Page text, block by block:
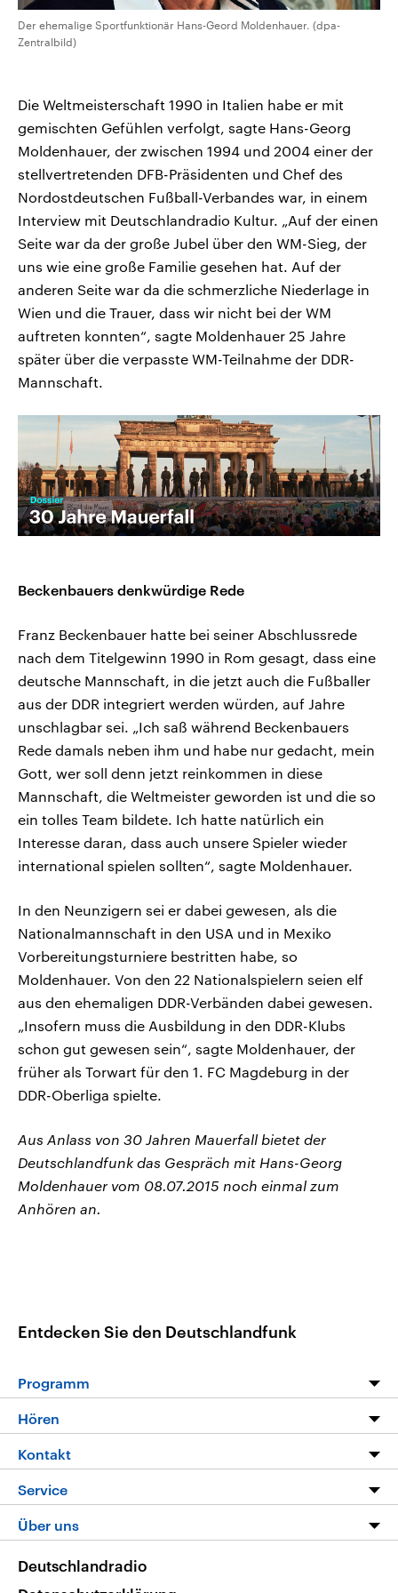
Der ehemalige Sportfunktionär Hans-Geord Moldenhauer. (dpa-
Zentralbild)
Die Weltmeisterschaft 1990 in Italien habe er mit
gemischten Gefühlen verfolgt, sagte Hans-Georg
Moldenhauer, der zwischen 1994 und 2004 einer der
stellvertretenden DFB-Präsidenten und Chef des
Nordostdeutschen Fußball-Verbandes war, in einem
Interview mit Deutschlandradio Kultur. „Auf der einen
Seite war da der große Jubel über den WM-Sieg, der
uns wie eine große Familie gesehen hat. Auf der
anderen Seite war da die schmerzliche Niederlage in
Wien und die Trauer, dass wir nicht bei der WM
auftreten konnten“, sagte Moldenhauer 25 Jahre
später über die verpasste WM-Teilnahme der DDR-
Mannschaft.
Beckenbauers denkwürdige Rede
Franz Beckenbauer hatte bei seiner Abschlussrede
nach dem Titelgewinn 1990 in Rom gesagt, dass eine
deutsche Mannschaft, in die jetzt auch die Fußballer
aus der DDR integriert werden würden, auf Jahre
unschlagbar sei. „Ich saß während Beckenbauers
Rede damals neben ihm und habe nur gedacht, mein
Gott, wer soll denn jetzt reinkommen in diese
Mannschaft, die Weltmeister geworden ist und die so
ein tolles Team bildete. Ich hatte natürlich ein
Interesse daran, dass auch unsere Spieler wieder
international spielen sollten“, sagte Moldenhauer.
In den Neunzigern sei er dabei gewesen, als die
Nationalmannschaft in den USA und in Mexiko
Vorbereitungsturniere bestritten habe, so
Moldenhauer. Von den 22 Nationalspielern seien elf
aus den ehemaligen DDR-Verbänden dabei gewesen.
„Insofern muss die Ausbildung in den DDR-Klubs
schon gut gewesen sein“, sagte Moldenhauer, der
früher als Torwart für den 1. FC Magdeburg in der
DDR-Oberliga spielte.
Aus Anlass von 30 Jahren Mauerfall bietet der
Deutschlandfunk das Gespräch mit Hans-Georg
Moldenhauer vom 08.07.2015 noch einmal zum
Anhören an.
Entdecken Sie den Deutschlandfunk
Programm
Programm
Die Nachrichten
Nachrichtenleicht
Neue Beiträge auf dlf.de
Hören
Livestream
Podcasts
Deutschlandfunk App
Nachrichten App
Kontakt
Hörerservice
Service
FAQ
Veranstaltungen
Über uns
Deutschlandradio